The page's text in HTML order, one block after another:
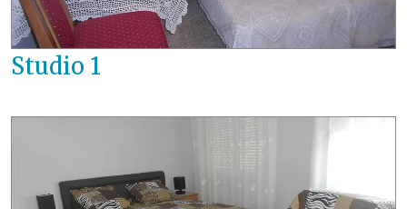
Studio 1